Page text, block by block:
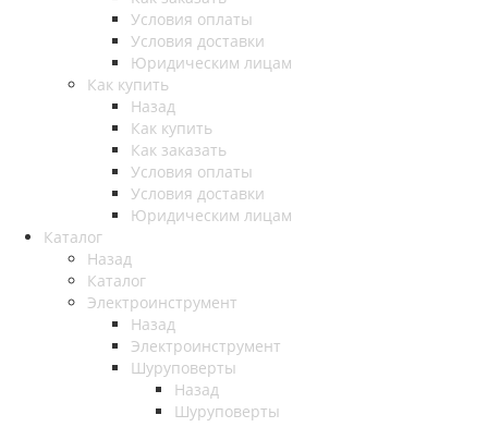
Условия оплаты
Условия доставки
Юридическим лицам
Как купить
Назад
Как купить
Как заказать
Условия оплаты
Условия доставки
Юридическим лицам
Каталог
Назад
Каталог
Электроинструмент
Назад
Электроинструмент
Шуруповерты
Назад
Шуруповерты